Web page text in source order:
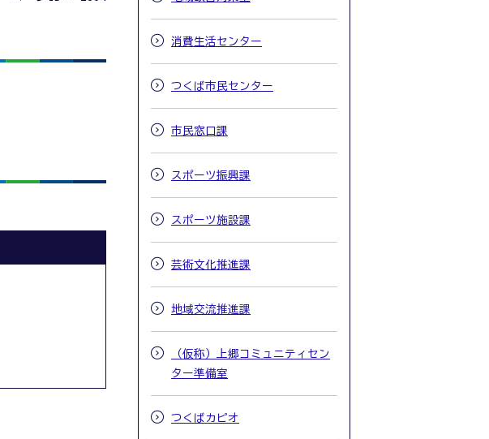
消費生活センター
つくば市民センター
市民窓口課
スポーツ振興課
スポーツ施設課
芸術文化推進課
地域交流推進課
（仮称）上郷コミュニティセン
ター準備室
つくばカピオ